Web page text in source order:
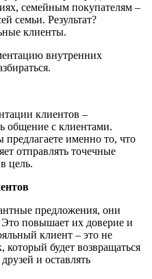
семейным покупателям –
семьи. Результат?
клиенты.
внутренних
клиентов –
общение с клиентами.
предлагаете именно то, что
отправлять точечные
цель.
предложения, они
Это повышает их доверие и
клиент – это не
который будет возвращаться
и оставлять